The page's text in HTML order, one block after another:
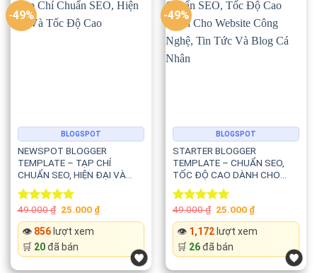
Nhờ đó, website có khả năng lập chỉ mục nhanh hơn và cải
thiện lượng truy cập tự nhiên.
Vlogger được tối ưu với:
⚡ HTML5 & CSS3
⚡ Mã nguồn nhẹ
⚡ Tối ưu tốc độ tải
⚡ Plugin tăng tốc hiển thị nội dung
-49%
BLOGSPOT
NEWSPOT BLOGGER
TEMPLATE – TẠP CHÍ
CHUẨN SEO, HIỆN ĐẠI VÀ
TỐC ĐỘ CAO
Rated5.00
out of 5
49.000₫ Original
was:
49.000 ₫.
25.000 ₫Current
price
👁️ 856lượt xem
🛒 20đã bán
-49%
BLOGSPOT
STARTER BLOGGER
TEMPLATE – CHUẨN SEO,
TỐC ĐỘ CAO DÀNH CHO
WEBSITE CÔNG NGHỆ, TIN
TỨC VÀ BLOG CÁ NHÂN
Rated5.00
out of 5
49.000₫ Original
was:
49.000 ₫.
25.000 ₫Current
price
is:
25.000 ₫.
👁️ 1,172lượt xem
🛒 26đã bán